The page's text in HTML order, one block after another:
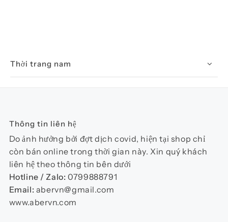
Thời trang nam
Thông tin liên hệ
Do ảnh hưởng bởi đợt dịch covid, hiện tại shop chỉ
còn bán online trong thời gian này. Xin quý khách
liên hệ theo thông tin bên dưới
Hotline / Zalo:0799888791
Email: abervn@gmail.com
www.abervn.com